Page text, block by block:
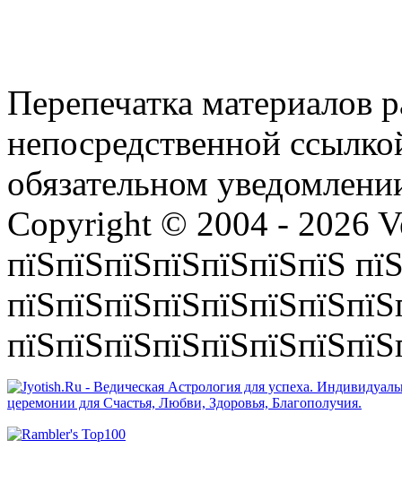
Перепечатка материалов
непосредственной
обязательном
Copyright © 2004 - 2026
пїЅпїЅпїЅпїЅпїЅпїЅпїЅ